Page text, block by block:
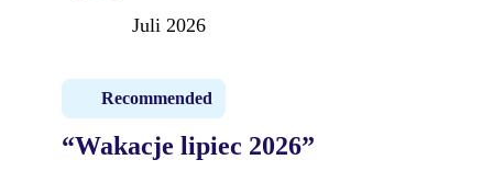
Juli 2026
Recommended
“Wakacje lipiec 2026”